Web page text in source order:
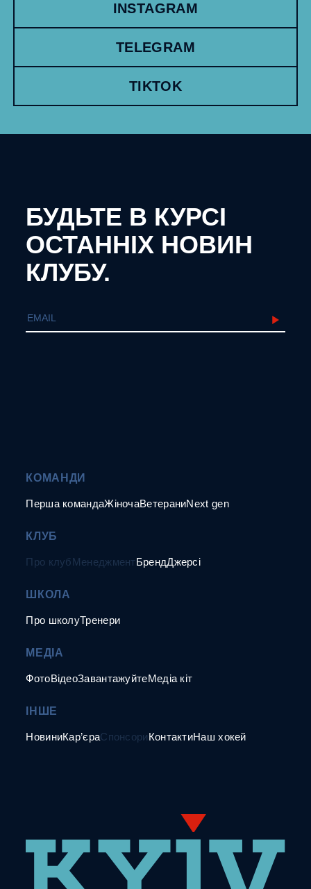
INSTAGRAM
TELEGRAM
TIKTOK
БУДЬТЕ В КУРСІ
ОСТАННІХ НОВИН
КЛУБУ.
КОМАНДИ
Перша командаЖіночаВетераниNext gen
КЛУБ
Про клубМенеджментБрендДжерсі
ШКОЛА
Про школуТренери
МЕДІА
ФотоВідеоЗавантажуйтеМедіа кіт
ІНШЕ
НовиниКар’єраСпонсориКонтактиНаш хокей